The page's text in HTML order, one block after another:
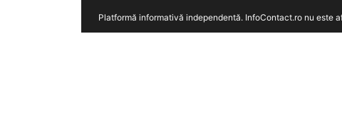
Platformă informativă independentă. InfoContact.ro nu este